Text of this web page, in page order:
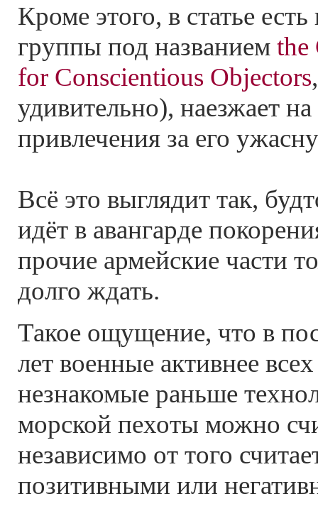
Кроме этого, в статье
группы под названием the
for Conscientious Objectors
удивительно), наезжает
привлечения за его
Всё это выглядит так,
идёт в авангарде
прочие армейские части
долго ждать.
Такое ощущение, что в
лет военные активнее
незнакомые раньше
морской пехоты можно
независимо от того
позитивными или